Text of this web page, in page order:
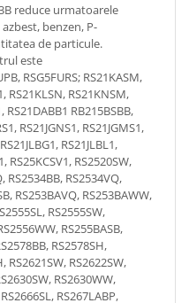
reduce urmatoarele
benzen, P-
de particule.
este
RSG5FURS; RS21KASM,
RS21KLSN, RS21KNSM,
RS21DABB1 RB215BSBB,
RS21JGNS1, RS21JGMS1,
RS21JLBL1,
RS25KCSV1, RS2520SW,
RS2534BB, RS2534VQ,
RS253BAVQ, RS253BAWW,
RS2555SW,
RS255BASB,
RS2578SH,
RS2621SW, RS2622SW,
RS2630WW,
RS267LABP,